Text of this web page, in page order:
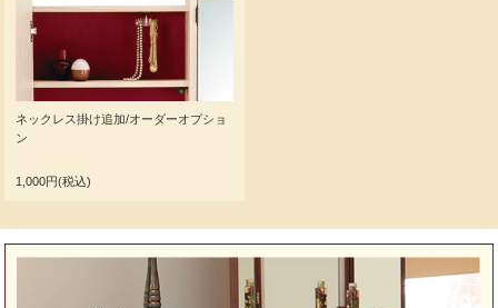
ネックレス掛け追加/オーダーオプショ
ン
1,000円(税込)